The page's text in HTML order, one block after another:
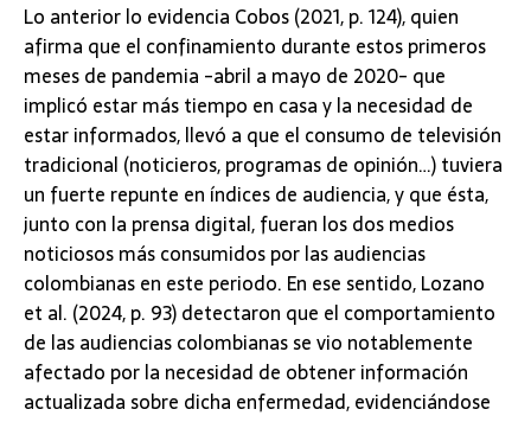
Lo anterior lo evidencia Cobos (2021, p. 124), quien
afirma que el confinamiento durante estos primeros
meses de pandemia -abril a mayo de 2020- que
implicó estar más tiempo en casa y la necesidad de
estar informados, llevó a que el consumo de televisión
tradicional (noticieros, programas de opinión…) tuviera
un fuerte repunte en índices de audiencia, y que ésta,
junto con la prensa digital, fueran los dos medios
noticiosos más consumidos por las audiencias
colombianas en este periodo. En ese sentido, Lozano
et al. (2024, p. 93) detectaron que el comportamiento
de las audiencias colombianas se vio notablemente
afectado por la necesidad de obtener información
actualizada sobre dicha enfermedad, evidenciándose